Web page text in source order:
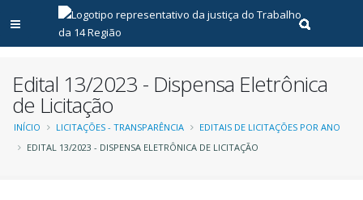
Abrir menu principal
Realizar
Edital 13/2023 - Dispensa Eletrônica
de Licitação
Trilha
INÍCIO LICITAÇÕES - TRANSPARÊNCIA
EDITAIS DE LICITAÇÕES POR ANO
EDITAL 13/2023 - DISPENSA ELETRÔNICA DE LICITAÇÃO